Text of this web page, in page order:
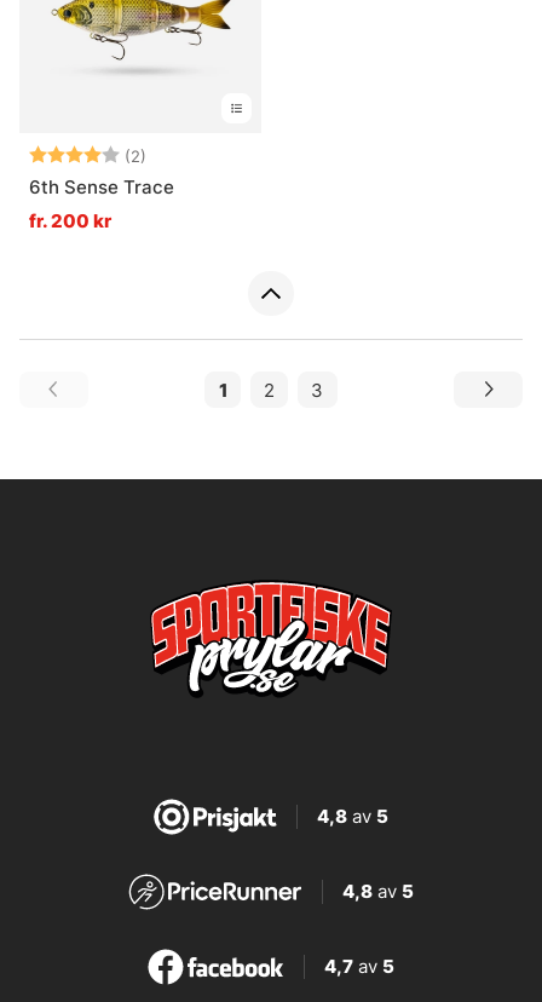
Betyg: (2)
6th Sense Trace
fr. 200 kr
1 2 3
4,8av 5
4,8 av 5
4,7 av 5